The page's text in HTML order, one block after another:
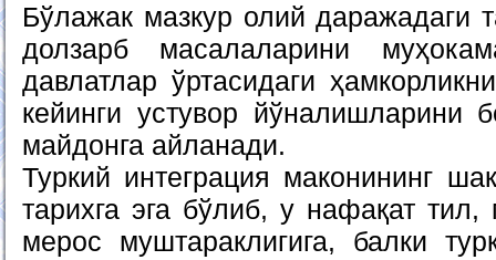
Бўлажак мазкур олий даражадаги
долзарб масалаларини
давлатлар ўртасидаги
кейинги устувор йўналишларини
майдонга айланади.
Туркий интеграция маконининг
тарихга эга бўлиб, у нафақат
мерос муштараклигига, балки